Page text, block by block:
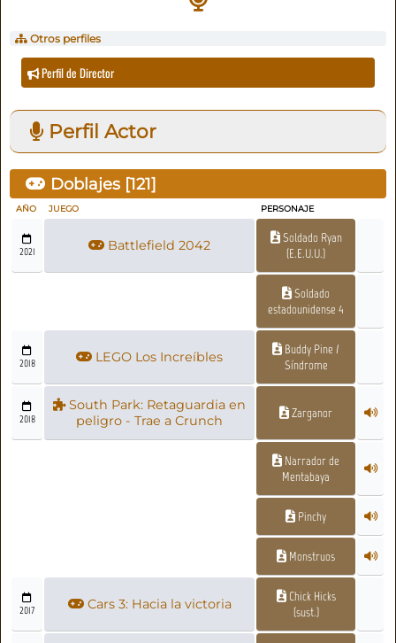
Otros perfiles
Perfil de Director
Perfil Actor
Doblajes [121]
AÑO JUEGO PERSONAJE
2021 Battlefield 2042
Soldado Ryan
(E.E.U.U.)
Soldado
estadounidense 4
2018 LEGO Los Increíbles
Buddy Pine /
Síndrome
2018
South Park: Retaguardia en
peligro - Trae a Crunch
Zarganor
Narrador de
Mentabaya
Pinchy
Monstruos
2017 Cars 3: Hacia la victoria
Chick Hicks
(sust.)